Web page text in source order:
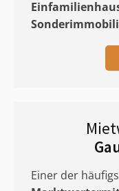
Einer der